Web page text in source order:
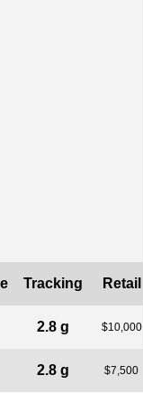
Tracking Retail
2.8 g $10,000
2.8 g $7,500